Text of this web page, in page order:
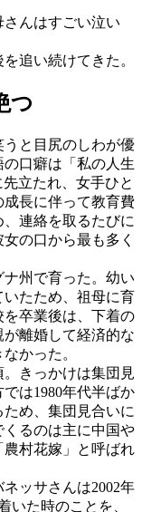
さんはすごい泣い
追い続けてきた。
つ
と目尻のしわが優
口癖は「私の人生
先立たれ、女手ひと
長に伴って教育費
連絡を取るたびに
の口から最も多く
州で育った。幼い
たため、祖母に育
卒業後は、下着の
離婚して経済的な
かった。
きっかけは集団見
は1980年代半ばか
め、集団見合いに
るのは主に中国や
村花嫁」と呼ばれ
ッサさんは2002年
いた時のことを、